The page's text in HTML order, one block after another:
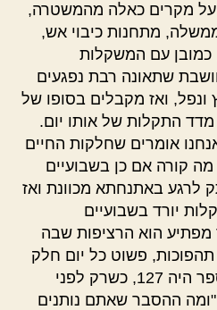
על מקרים כאלה מהמשטרה,
מתחנות כיבוי אש,
כמובן עם המשקלות
שתאונה רבת נפגעים
ואז מקבלים בסופו של
התקלות של אותו יום.
אומרים שחלקות החיים
מה קורה אם כן בשבועיים
לרגע באתנחתא מכוונת ואז
יורד בשבועיים
מפתיע הוא הרציפות שבה
תהפוכות, פשוט כל יום חלק
מקודמו, היום למשל המספר היה 127, כשרק לפני
עמדנו על 105." "ומה ההסבר שאתם נותנים